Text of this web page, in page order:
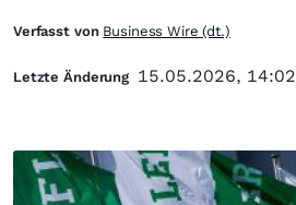
Verfasst von Business Wire (dt.)
Letzte Änderung 15.05.2026, 14:02